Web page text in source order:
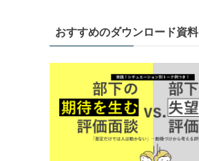
おすすめのダウンロード資料